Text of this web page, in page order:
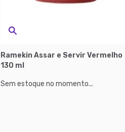
Ramekin Assar e Servir Vermelho
130 ml
Sem estoque no momento...